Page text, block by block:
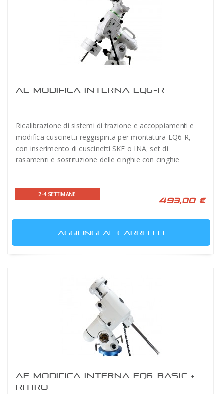
AE MODIFICA INTERNA EQ6-R
Ricalibrazione di sistemi di trazione e accoppiamenti e
modifica cuscinetti reggispinta per montatura EQ6-R,
con inserimento di cuscinetti SKF o INA, set di
rasamenti e sostituzione delle cinghie con cinghie
2-4 SETTIMANE
493,00 €
AGGIUNGI AL CARRELLO
AE MODIFICA INTERNA EQ6 BASIC +
RITIRO